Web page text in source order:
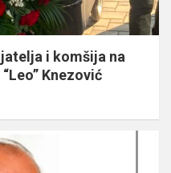
i komšija na
Knezović